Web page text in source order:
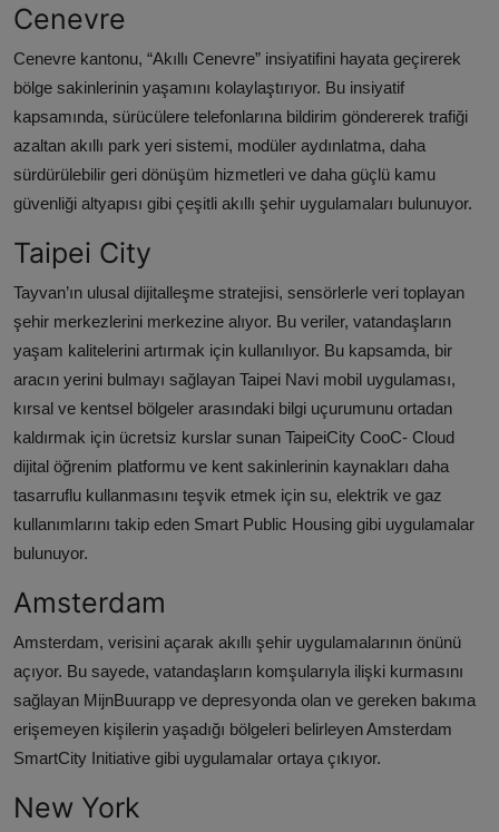
Cenevre
Cenevre kantonu, “Akıllı Cenevre” insiyatifini hayata geçirerek
bölge sakinlerinin yaşamını kolaylaştırıyor. Bu insiyatif
kapsamında, sürücülere telefonlarına bildirim göndererek trafiği
azaltan akıllı park yeri sistemi, modüler aydınlatma, daha
sürdürülebilir geri dönüşüm hizmetleri ve daha güçlü kamu
güvenliği altyapısı gibi çeşitli akıllı şehir uygulamaları bulunuyor.
Taipei City
Tayvan’ın ulusal dijitalleşme stratejisi, sensörlerle veri toplayan
şehir merkezlerini merkezine alıyor. Bu veriler, vatandaşların
yaşam kalitelerini artırmak için kullanılıyor. Bu kapsamda, bir
aracın yerini bulmayı sağlayan Taipei Navi mobil uygulaması,
kırsal ve kentsel bölgeler arasındaki bilgi uçurumunu ortadan
kaldırmak için ücretsiz kurslar sunan TaipeiCity CooC- Cloud
dijital öğrenim platformu ve kent sakinlerinin kaynakları daha
tasarruflu kullanmasını teşvik etmek için su, elektrik ve gaz
kullanımlarını takip eden Smart Public Housing gibi uygulamalar
bulunuyor.
Amsterdam
Amsterdam, verisini açarak akıllı şehir uygulamalarının önünü
açıyor. Bu sayede, vatandaşların komşularıyla ilişki kurmasını
sağlayan MijnBuurapp ve depresyonda olan ve gereken bakıma
erişemeyen kişilerin yaşadığı bölgeleri belirleyen Amsterdam
SmartCity Initiative gibi uygulamalar ortaya çıkıyor.
New York